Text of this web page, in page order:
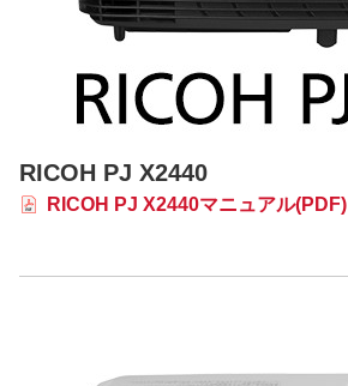
RICOH PJ X2440
RICOH PJ X2440マニュアル(PDF)